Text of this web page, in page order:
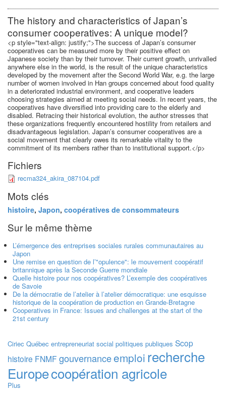
The history and characteristics of Japan’s
consumer cooperatives: A unique model?
<p style="text-align: justify;">The success of Japan’s consumer
cooperatives can be measured more by their positive effect on
Japanese society than by their turnover. Their current growth, unrivalled
anywhere else in the world, is the result of the unique characteristics
developed by the movement after the Second World War, e.g. the large
number of women involved in Han groups concerned about food quality
in a deteriorated industrial environment, and cooperative leaders
choosing strategies aimed at meeting social needs. In recent years, the
cooperatives have diversified into providing care to the elderly and
disabled. Retracing their historical evolution, the author stresses that
these organizations frequently encountered hostility from retailers and
disadvantageous legislation. Japan’s consumer cooperatives are a
social movement that clearly owes its remarkable vitality to the
commitment of its members rather than to institutional support.</p>
Fichiers
recma324_akira_087104.pdf
Mots clés
histoire, Japon, coopératives de consommateurs
Sur le même thème
L’émergence des entreprises sociales rurales communautaires au
Japon
Une remise en question de l’"opulence": le mouvement coopératif
britannique après la Seconde Guerre mondiale
Quelle histoire pour nos coopératives? L’exemple des coopératives
de Savoie
De la démocratie de l’atelier à l’atelier démocratique: une esquisse
historique de la coopération de production en Grande-Bretagne
Cooperatives in France: Issues and challenges at the start of the
21st century
Ciriec Québec entrepreneuriat social politiques publiques Scop
histoire FNMF gouvernanceemploi recherche
Europecoopération agricole
Plus